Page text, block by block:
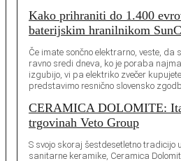
Kako prihraniti do 1.400
baterijskim hranilnikom
Če imate sončno elektrarno, veste, da
ravno sredi dneva, ko je poraba
izgubijo, vi pa elektriko zvečer
predstavimo resnično slovensko
CERAMICA DOLOMITE:
trgovinah Veto Group
S svojo skoraj šestdesetletno
sanitarne keramike, Ceramica